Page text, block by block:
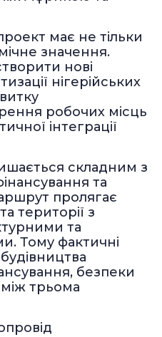
має не тільки
значення.
нові
нігерійських
робочих місць
інтеграції
складним з
та
пролягає
території з
та
Тому фактичні
безпеки
трьома